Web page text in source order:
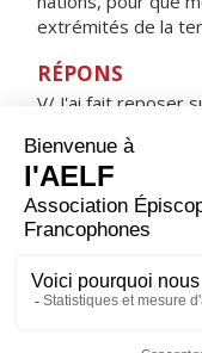
extrémités de la
RÉPONS
V/ J'ai fait reposer
ORAISON
Dieu éternel et
baptisé dans le
tes fils adoptifs, nés
garder toujours